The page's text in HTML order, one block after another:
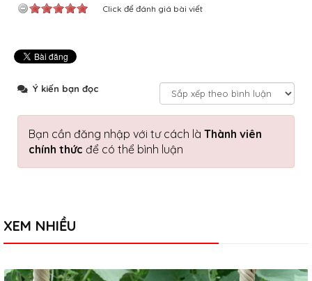
Click để đánh giá bài viết
Ý kiến bạn đọc
Bạn cần đăng nhập với tư cách là Thành viên
chính thức để có thể bình luận
XEM NHIỀU